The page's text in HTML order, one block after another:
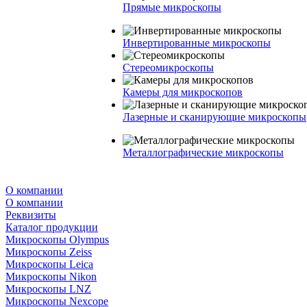
Прямые микроскопы
Инвертированные микроскопы
Стереомикроскопы
Камеры для микроскопов
Лазерные и сканирующие микроскопы
Металлографические микроскопы
О компании
О компании
Реквизиты
Каталог продукции
Микроскопы Olympus
Микроскопы Zeiss
Микроскопы Leica
Микроскопы Nikon
Микроскопы LNZ
Микроскопы Nexcope